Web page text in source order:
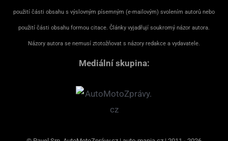
použití části obsahu s výslovným písemným (e-mailovým) svolením autorů nebo
použití části obsahu formou citace. Články vyjadřují soukromý názor autora.
Názory autora se nemusí ztotožňovat s názory redakce a vydavatele.
Mediální skupina: